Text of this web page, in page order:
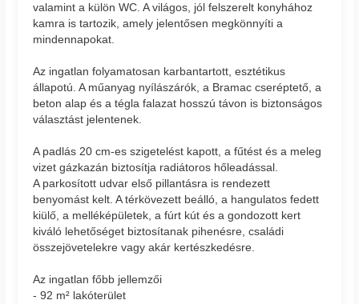
valamint a külön WC. A világos, jól felszerelt konyhához
kamra is tartozik, amely jelentősen megkönnyíti a
mindennapokat.
Az ingatlan folyamatosan karbantartott, esztétikus
állapotú. A műanyag nyílászárók, a Bramac cseréptető, a
beton alap és a tégla falazat hosszú távon is biztonságos
választást jelentenek.
A padlás 20 cm-es szigetelést kapott, a fűtést és a meleg
vizet gázkazán biztosítja radiátoros hőleadással.
A parkosított udvar első pillantásra is rendezett
benyomást kelt. A térkövezett beálló, a hangulatos fedett
kiülő, a melléképületek, a fúrt kút és a gondozott kert
kiváló lehetőséget biztosítanak pihenésre, családi
összejövetelekre vagy akár kertészkedésre.
Az ingatlan főbb jellemzői
- 92 m² lakóterület